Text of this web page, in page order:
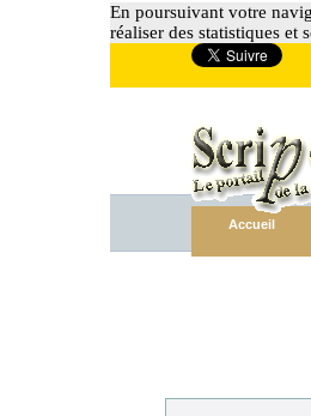
En poursuivant votre
réaliser des statistiques et
Accueil